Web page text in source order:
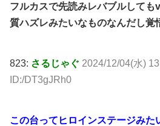
フルカスで先読みレバブルしても
質ハズレみたいなものなんだし覚
823: さるじゃぐ 2024/12/04(水)
ID:/DT3gJRh0
この台ってヒロインステージみた